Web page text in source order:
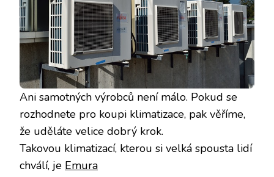
Ani samotných výrobců není málo. Pokud se
rozhodnete pro koupi klimatizace, pak věříme,
že uděláte velice dobrý krok.
Takovou klimatizací, kterou si velká spousta lidí
chválí, je Emura